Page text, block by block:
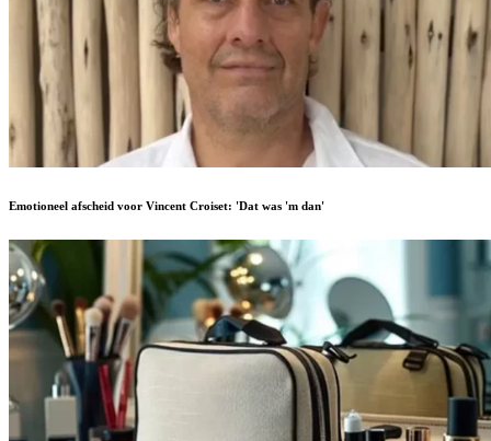
Emotioneel afscheid voor Vincent Croiset: 'Dat was 'm dan'